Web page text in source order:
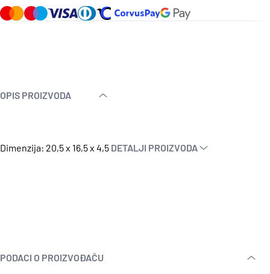
OPIS PROIZVODA
Dimenzija: 20,5 x 16,5 x 4,5 DETALJI PROIZVODA
PODACI O PROIZVOĐAČU